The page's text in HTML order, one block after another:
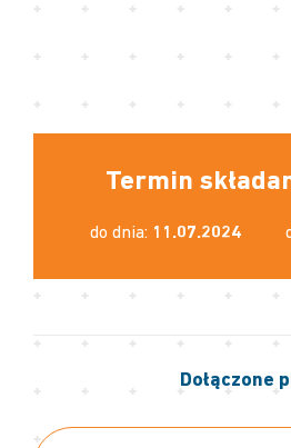
Termin
do dnia: 11.07.2024
Dołączone